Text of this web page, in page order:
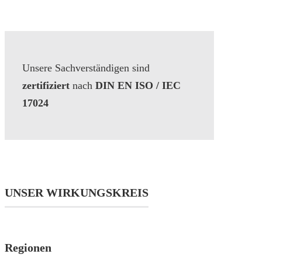
Unsere Sachverständigen sind
zertifiziert nach DIN EN ISO / IEC
17024
UNSER WIRKUNGSKREIS
Regionen